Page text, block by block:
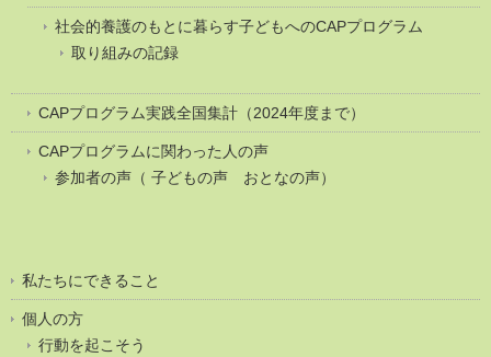
社会的養護のもとに暮らす子どもへのCAPプログラム
取り組みの記録
CAPプログラム実践全国集計（2024年度まで）
CAPプログラムに関わった人の声
参加者の声（ 子どもの声 おとなの声）
私たちにできること
個人の方
行動を起こそう